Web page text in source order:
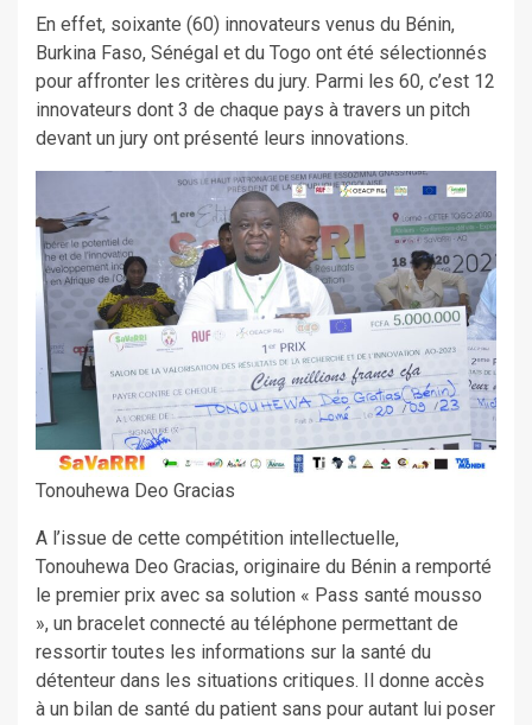
En effet, soixante (60) innovateurs venus du Bénin,
Burkina Faso, Sénégal et du Togo ont été sélectionnés
pour affronter les critères du jury. Parmi les 60, c’est 12
innovateurs dont 3 de chaque pays à travers un pitch
devant un jury ont présenté leurs innovations.
Tonouhewa Deo Gracias
A l’issue de cette compétition intellectuelle,
Tonouhewa Deo Gracias, originaire du Bénin a remporté
le premier prix avec sa solution « Pass santé mousso
», un bracelet connecté au téléphone permettant de
ressortir toutes les informations sur la santé du
détenteur dans les situations critiques. Il donne accès
à un bilan de santé du patient sans pour autant lui poser